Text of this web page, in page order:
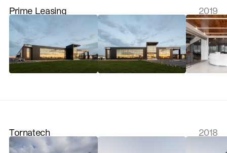
2019
Prime Leasing
2018
Tornatech